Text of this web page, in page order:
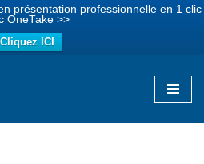
présentation professionnelle en 1 clic
OneTake >>
Cliquez ICI